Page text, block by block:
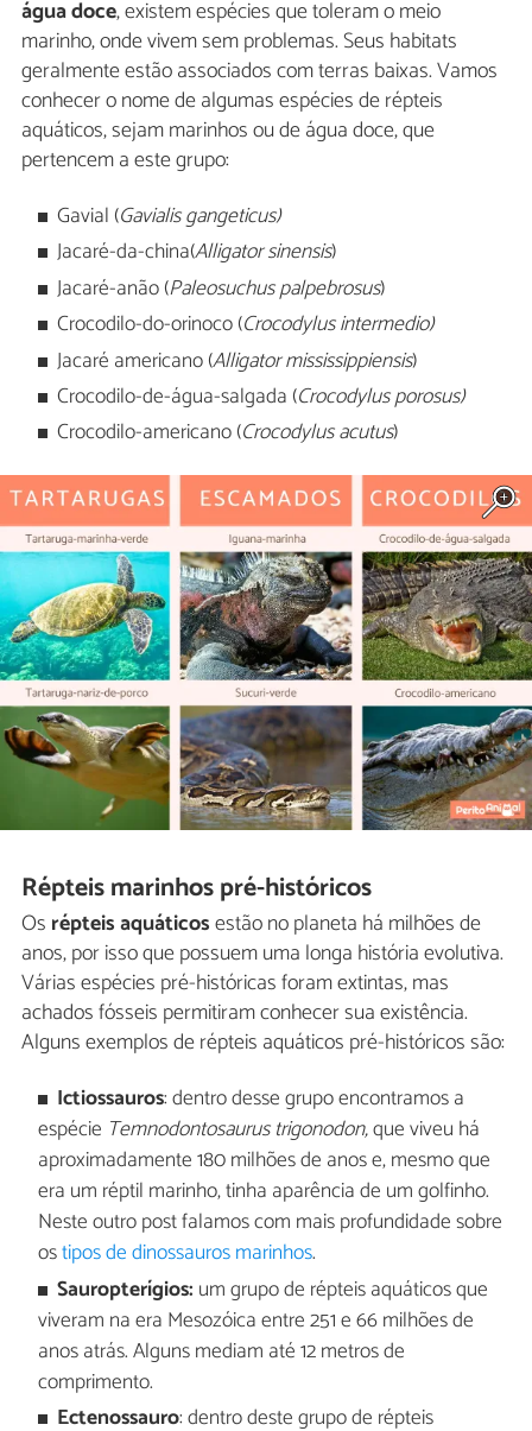
água doce, existem espécies que toleram o meio
marinho, onde vivem sem problemas. Seus habitats
geralmente estão associados com terras baixas. Vamos
conhecer o nome de algumas espécies de répteis
aquáticos, sejam marinhos ou de água doce, que
pertencem a este grupo:
Gavial (Gavialis gangeticus)
Jacaré-da-china(Alligator sinensis)
Jacaré-anão (Paleosuchus palpebrosus)
Crocodilo-do-orinoco (Crocodylus intermedio)
Jacaré americano (Alligator mississippiensis)
Crocodilo-de-água-salgada (Crocodylus porosus)
Crocodilo-americano (Crocodylus acutus)
Répteis marinhos pré-históricos
Os répteis aquáticosestão no planeta há milhões de
anos, por isso que possuem uma longa história evolutiva.
Várias espécies pré-históricas foram extintas, mas
achados fósseis permitiram conhecer sua existência.
Alguns exemplos de répteis aquáticos pré-históricos são:
Ictiossauros: dentro desse grupo encontramos a
espécie Temnodontosaurus trigonodon,que viveu há
aproximadamente 180 milhões de anos e, mesmo que
era um réptil marinho, tinha aparência de um golfinho.
Neste outro post falamos com mais profundidade sobre
ostipos de dinossauros marinhos.
Sauropterígios: um grupo de répteis aquáticos que
viveram na era Mesozóica entre 251 e 66 milhões de
anos atrás. Alguns mediam até 12 metros de
comprimento.
Ectenossauro: dentro deste grupo de répteis